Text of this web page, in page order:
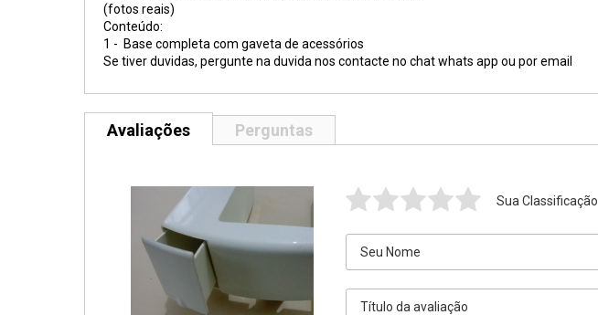
(fotos reais)
Conteúdo:
1 - Base completa com gaveta de acessórios
Se tiver duvidas, pergunte na duvida nos contacte no chat whats app ou por email
Avaliações Perguntas
Sua Classificação